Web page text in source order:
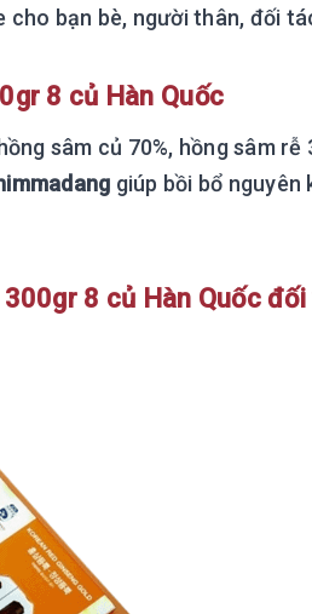
cho bạn bè, người thân, đối
8 củ Hàn Quốc
sâm củ 70%, hồng sâm rễ
giúp bồi bổ nguyên
8 củ Hàn Quốc